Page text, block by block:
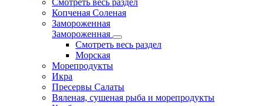
Смотреть весь раздел
Копченая Соленая
Замороженная
Замороженная
Смотреть весь раздел
Морская
Морепродукты
Икра
Пресервы Салаты
Вяленая, сушеная рыба и морепродукты